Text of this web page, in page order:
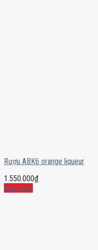
Rượu ABK6 orange liqueur
1.550.000₫
Mua ngay